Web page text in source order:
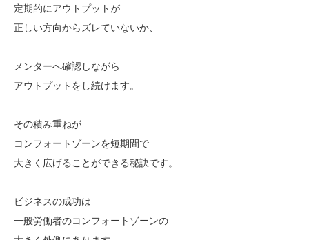
定期的にアウトプットが
正しい方向からズレていないか、
メンターへ確認しながら
アウトプットをし続けます。
その積み重ねが
コンフォートゾーンを短期間で
大きく広げることができる秘訣です。
ビジネスの成功は
一般労働者のコンフォートゾーンの